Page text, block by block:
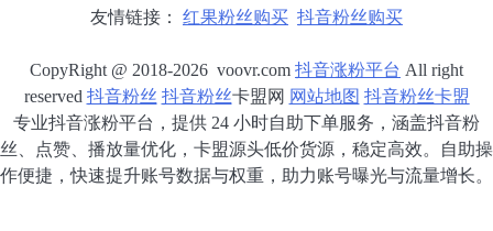
友情链接： 红果粉丝购买 抖音粉丝购买
CopyRight @ 2018-2026 voovr.com 抖音涨粉平台 All right
reserved 抖音粉丝 抖音粉丝卡盟网 网站地图 抖音粉丝卡盟
专业抖音涨粉平台，提供 24 小时自助下单服务，涵盖抖音粉
丝、点赞、播放量优化，卡盟源头低价货源，稳定高效。自助操
作便捷，快速提升账号数据与权重，助力账号曝光与流量增长。